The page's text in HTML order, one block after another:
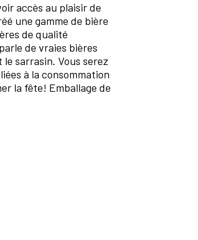
accès au plaisir de
une gamme de bière
de qualité
de vraies bières
sarrasin. Vous serez
à la consommation
la fête! Emballage de